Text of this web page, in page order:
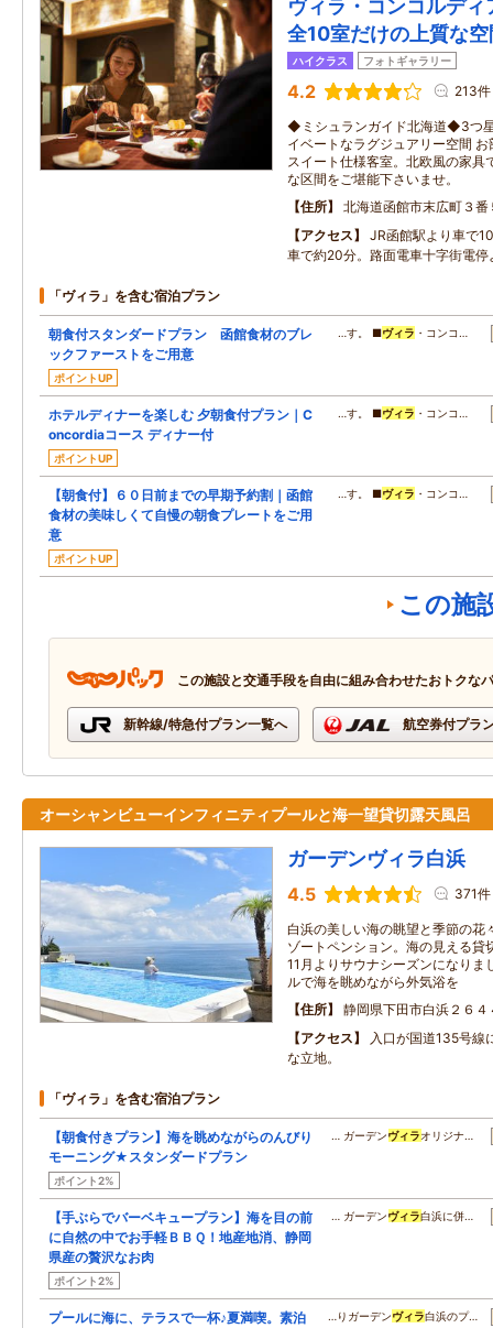
ヴィラ・コンコルデ
全10室だけの上質な
ハイクラス フォトギャラリー
4.2 213件
◆ミシュランガイド北海道◆3つ
イベートなラグジュアリー空間
スイート仕様客室。北欧風の家具
な区間をご堪能下さいませ。
住所
北海道函館市末広町３番
アクセス
JR函館駅より車で
車で約20分。路面電車十字街電停
「ヴィラ」を含む宿泊プラン
朝食付スタンダードプラン 函館食材のブレ
ックファーストをご用意
ポイントUP
…す。 ■ヴィラ ・コンコ…
ホテルディナーを楽しむ 夕朝食付プラン｜C
oncordiaコース ディナー付
ポイントUP
…す。 ■ヴィラ ・コンコ…
【朝食付】６０日前までの早期予約割｜函館
食材の美味しくて自慢の朝食プレートをご用
意
ポイントUP
…す。 ■ヴィラ ・コンコ…
この施
この施設と交通手段を自由に組み合わせたおトクな
新幹線/特急付プラン一覧へ 航空券付プラ
オーシャンビューインフィニティプールと海一望貸切露天風呂
ガーデンヴィラ白浜
4.5 371件
白浜の美しい海の眺望と季節の花
ゾートペンション。海の見える貸
11月よりサウナシーズンになりま
ルで海を眺めながら外気浴を
住所
静岡県下田市白浜２６４
アクセス
入口が国道135号線
な立地。
「ヴィラ」を含む宿泊プラン
【朝食付きプラン】海を眺めながらのんびり
モーニング★スタンダードプラン
ポイント2%
… ガーデンヴィラオリジナ…
【手ぶらでバーベキュープラン】海を目の前
に自然の中でお手軽ＢＢＱ！地産地消、静岡
県産の贅沢なお肉
ポイント2%
… ガーデンヴィラ白浜に併…
プールに海に、テラスで一杯♪夏満喫。素泊
…りガーデンヴィラ白浜のプ…